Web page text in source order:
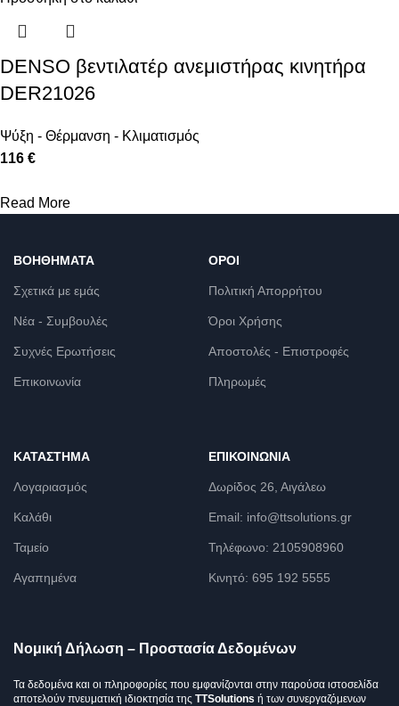
DENSO βεντιλατέρ ανεμιστήρας κινητήρα
DER21026
Ψύξη - Θέρμανση - Κλιματισμός
116 €
Read More
ΒΟΗΘΉΜΑΤΑ
Σχετικά με εμάς
Νέα - Συμβουλές
Συχνές Ερωτήσεις
Επικοινωνία
ΌΡΟΙ
Πολιτική Απορρήτου
Όροι Χρήσης
Αποστολές - Επιστροφές
Πληρωμές
ΚΑΤΆΣΤΗΜΑ
Λογαριασμός
Καλάθι
Ταμείο
Αγαπημένα
ΕΠΙΚΟΙΝΩΝΊΑ
Δωρίδος 26, Αιγάλεω
Email: info@ttsolutions.gr
Τηλέφωνο: 2105908960
Κινητό: 695 192 5555
Νομική Δήλωση – Προστασία Δεδομένων
Τα δεδομένα και οι πληροφορίες που εμφανίζονται στην παρούσα ιστοσελίδα
αποτελούν πνευματική ιδιοκτησία της TTSolutions ή των συνεργαζόμενων